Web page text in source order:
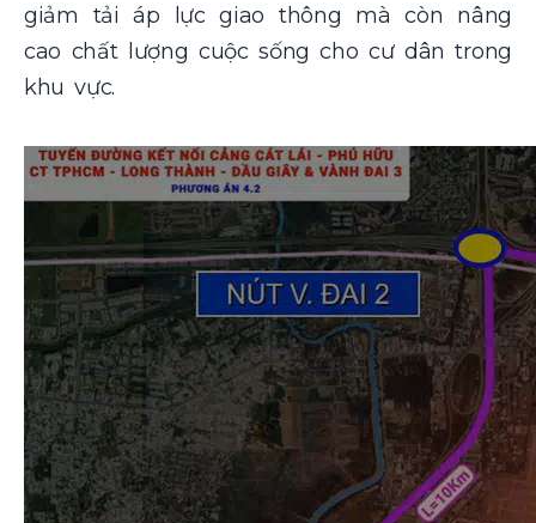
giảm tải áp lực giao thông mà còn nâng
cao chất lượng cuộc sống cho cư dân trong
khu vực.